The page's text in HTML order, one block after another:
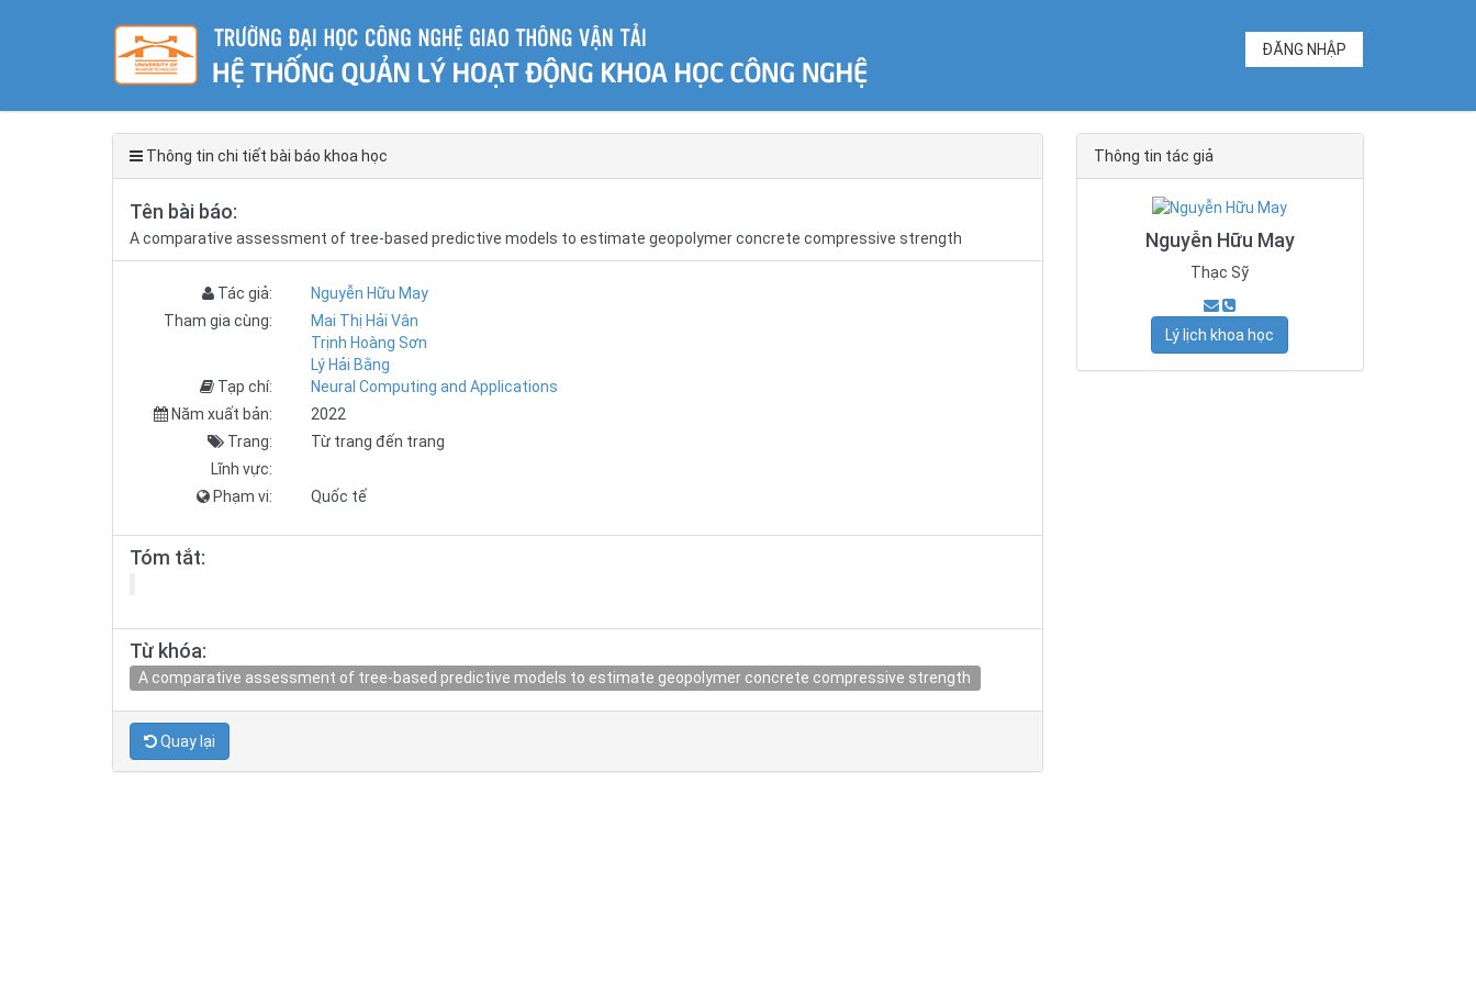
ĐĂNG NHẬP
Thông tin chi tiết bài báo khoa học
Tên bài báo:
A comparative assessment of tree-based predictive models to estimate geopolymer concrete compressive strength
Tác giả:
Nguyễn Hữu May
Tham gia cùng:
Mai Thị Hải Vân
Trịnh Hoàng Sơn
Lý Hải Bằng
Tạp chí:
Neural Computing and Applications
Năm xuất bản:
2022
Trang:
Từ trang đến trang
Lĩnh vực:
Phạm vi:
Quốc tế
Tóm tắt:
Từ khóa:
A comparative assessment of tree-based predictive models to estimate geopolymer concrete compressive strength
Quay lại
Thông tin tác giả
Nguyễn Hữu May
Thạc Sỹ
Lý lịch khoa học